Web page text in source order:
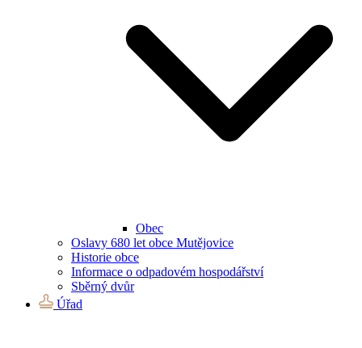
Obec
Oslavy 680 let obce Mutějovice
Historie obce
Informace o odpadovém hospodářství
Sběrný dvůr
Úřad